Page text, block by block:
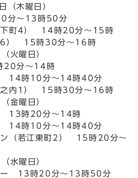
（木曜日）
分～13時50分
下町4） 14時20分～15時
6） 15時30分～16時
火曜日）
20分～14時
14時10分～14時40分
之内1） 15時30分～16時
金曜日）
13時20分～14時
14時10分～14時40分
ン（若江東町2） 15時20分～
水曜日）
ー 13時20分～13時50分